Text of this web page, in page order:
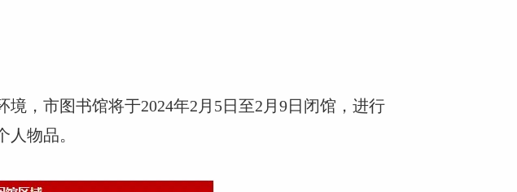
，市图书馆将于2024年2月5日至2月9日闭馆，进行
物品。